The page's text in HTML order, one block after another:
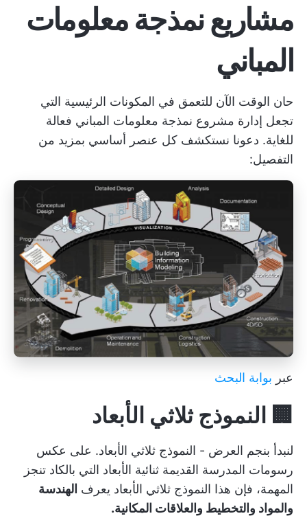
مشاريع نمذجة معلومات
المباني
حان الوقت الآن للتعمق في المكونات الرئيسية التي
تجعل إدارة مشروع نمذجة معلومات المباني فعالة
للغاية. دعونا نستكشف كل عنصر أساسي بمزيد من
التفصيل:
عبر بوابة البحث
🏢 النموذج ثلاثي الأبعاد
لنبدأ بنجم العرض - النموذج ثلاثي الأبعاد. على عكس
رسومات المدرسة القديمة ثنائية الأبعاد التي بالكاد تنجز
المهمة، فإن هذا النموذج ثلاثي الأبعاد يعرف الهندسة
والمواد والتخطيط والعلاقات المكانية.